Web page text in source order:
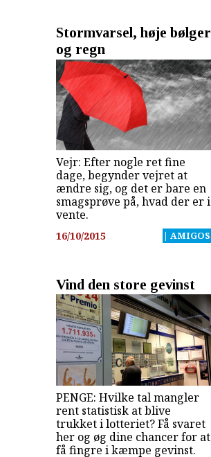
Stormvarsel, høje bølger
og regn
Vejr: Efter nogle ret fine
dage, begynder vejret at
ændre sig, og det er bare en
smagsprøve på, hvad der er i
vente.
16/10/2015 | AMIGOS
Vind den store gevinst
PENGE: Hvilke tal mangler
rent statistisk at blive
trukket i lotteriet? Få svaret
her og øg dine chancer for at
få fingre i kæmpe gevinst.